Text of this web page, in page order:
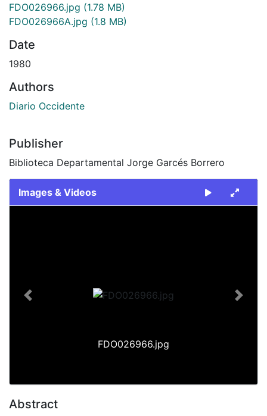
FDO026966.jpg (1.78 MB)
FDO026966A.jpg (1.8 MB)
Date
1980
Authors
Diario Occidente
Publisher
Biblioteca Departamental Jorge Garcés Borrero
Images & Videos
FDO026966.jpg
Previous Next
Abstract